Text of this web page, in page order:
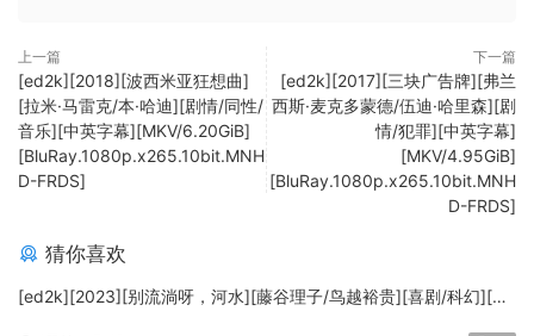
上一篇
[ed2k][2018][波西米亚狂想曲]
[拉米·马雷克/本·哈迪][剧情/同性/
音乐][中英字幕][MKV/6.20GiB]
[BluRay.1080p.x265.10bit.MNH
D-FRDS]
下一篇
[ed2k][2017][三块广告牌][弗兰
西斯·麦克多蒙德/伍迪·哈里森][剧
情/犯罪][中英字幕]
[MKV/4.95GiB]
[BluRay.1080p.x265.10bit.MNH
D-FRDS]
猜你喜欢
[ed2k][2023][别流淌呀，河水][藤谷理子/鸟越裕贵][喜剧/科幻][中